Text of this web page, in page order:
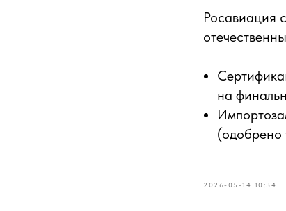
Росавиация
на
(одобрено
2026-05-14 10:34